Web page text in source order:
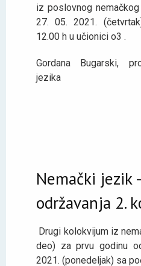
iz poslovnog
27. 05. 2021.
12.00 h u učionici o3 .
Gordana Bugarski,
jezika
Nemački jezik
održavanja 2.
Drugi kolokvijum iz
deo) za prvu godinu
2021. (ponedeljak) sa